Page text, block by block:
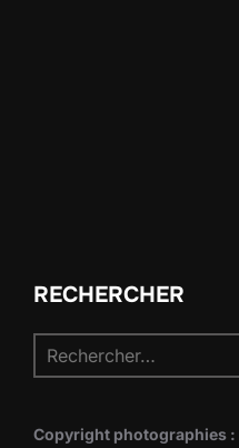
RECHERCHER
pour :
Copyright photographies :